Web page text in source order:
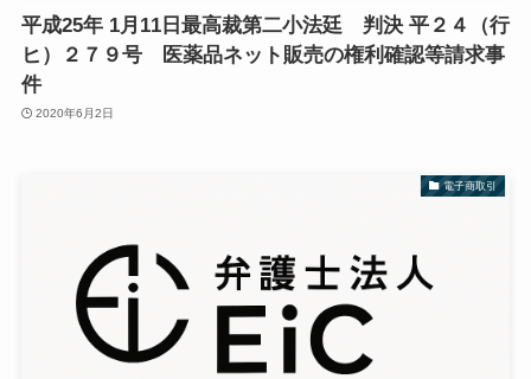
平成25年 1月11日最高裁第二小法廷 判決 平２４（行
ヒ）２７９号 医薬品ネット販売の権利確認等請求事
件
2020年6月2日
電子商取引